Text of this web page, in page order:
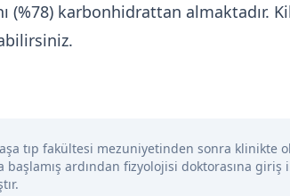
(%78) karbonhidrattan almaktadır.
tıp fakültesi mezuniyetinden sonra klinikte
başlamış ardından fizyolojisi doktorasına giriş